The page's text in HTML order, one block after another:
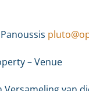
– Venue